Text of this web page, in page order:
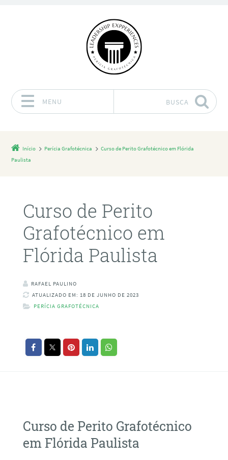
MENU BUSCA
Início Perícia Grafotécnica
Curso de Perito Grafotécnico em Flórida
Paulista
Curso de Perito
Grafotécnico em
Flórida Paulista
RAFAEL PAULINO
ATUALIZADO EM: 18 DE JUNHO DE 2023
PERÍCIA GRAFOTÉCNICA
Curso de Perito Grafotécnico
em Flórida Paulista